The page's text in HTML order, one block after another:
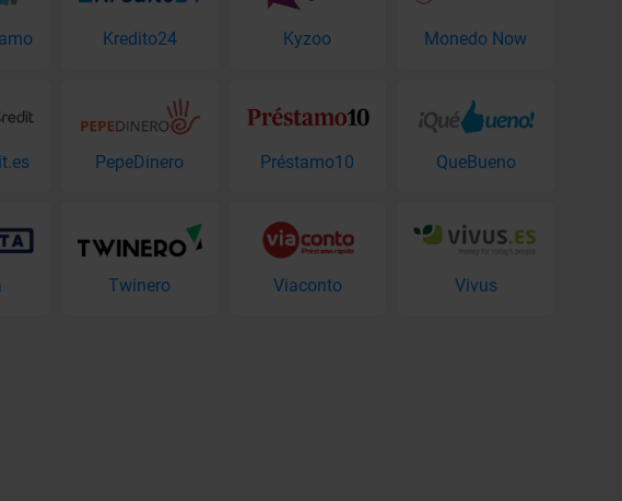
Kredito24 Kyzoo Monedo Now
PepeDinero Préstamo10 QueBueno
Twinero Viaconto Vivus